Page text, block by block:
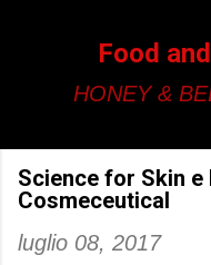
Food
HONEY &
Science for Skin e
Cosmeceutical
luglio 08, 2017